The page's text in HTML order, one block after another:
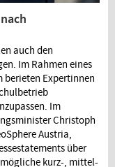
auch den
Im Rahmen eines
Expertinnen
Im
Christoph
Austria,
über
kurz-, mittel-